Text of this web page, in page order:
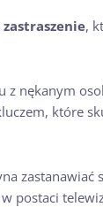
zastraszenie,
nękanym
które
postaci